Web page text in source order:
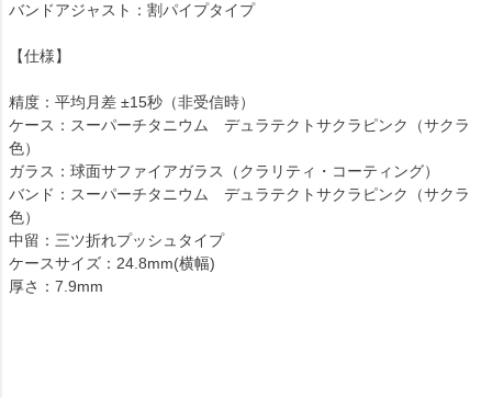
バンドアジャスト：割パイプタイプ
【仕様】
精度：平均月差 ±15秒（非受信時）
ケース：スーパーチタニウム デュラテクトサクラピンク（サクラ
色）
ガラス：球面サファイアガラス（クラリティ・コーティング）
バンド：スーパーチタニウム デュラテクトサクラピンク（サクラ
色）
中留：三ツ折れプッシュタイプ
ケースサイズ：24.8mm(横幅)
厚さ：7.9mm